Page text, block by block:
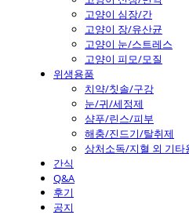
고양이 심장/간
고양이 장/유산균
고양이 눈/스트레스
고양이 피모/모질
위생용품
치약/칫솔/구강
눈/귀/세정제
샴푸/린스/피부
해충/진드기/탈취제
상처소독/지혈 외 기타
간식
Q&A
후기
공지